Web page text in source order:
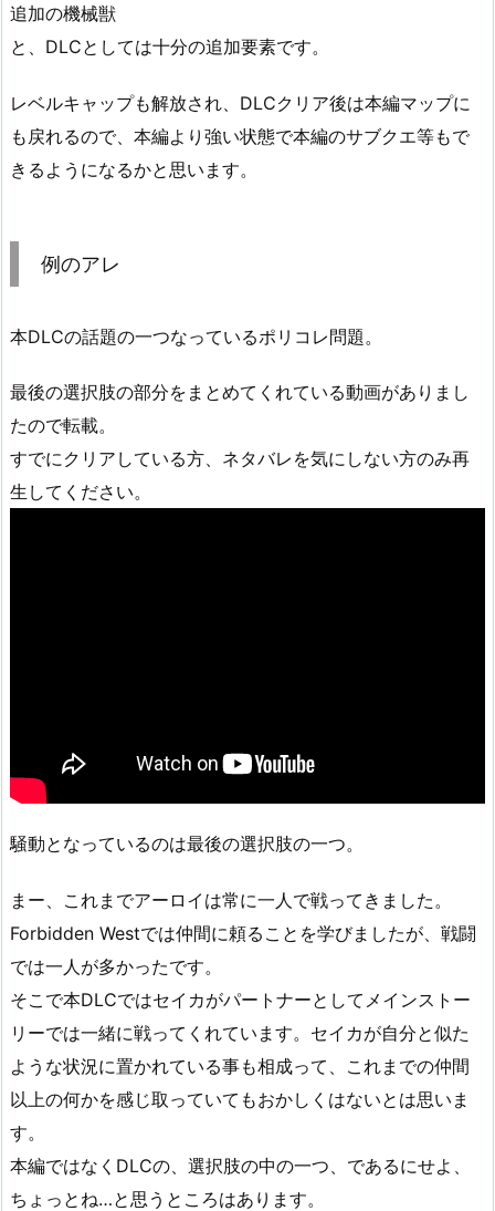
追加の機械獣
と、DLCとしては十分の追加要素です。
レベルキャップも解放され、DLCクリア後は本編マップに
も戻れるので、本編より強い状態で本編のサブクエ等もで
きるようになるかと思います。
例のアレ
本DLCの話題の一つなっているポリコレ問題。
最後の選択肢の部分をまとめてくれている動画がありまし
たので転載。
すでにクリアしている方、ネタバレを気にしない方のみ再
生してください。
騒動となっているのは最後の選択肢の一つ。
まー、これまでアーロイは常に一人で戦ってきました。
Forbidden Westでは仲間に頼ることを学びましたが、戦闘
では一人が多かったです。
そこで本DLCではセイカがパートナーとしてメインストー
リーでは一緒に戦ってくれています。セイカが自分と似た
ような状況に置かれている事も相成って、これまでの仲間
以上の何かを感じ取っていてもおかしくはないとは思いま
す。
本編ではなくDLCの、選択肢の中の一つ、であるにせよ、
ちょっとね…と思うところはあります。